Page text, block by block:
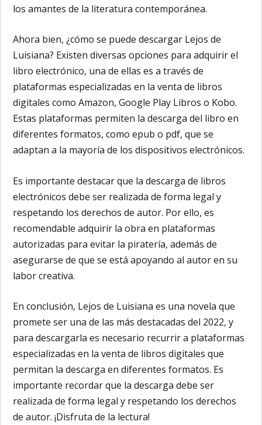
los amantes de la literatura contemporánea.
Ahora bien, ¿cómo se puede descargar Lejos de
Luisiana? Existen diversas opciones para adquirir el
libro electrónico, una de ellas es a través de
plataformas especializadas en la venta de libros
digitales como Amazon, Google Play Libros o Kobo.
Estas plataformas permiten la descarga del libro en
diferentes formatos, como epub o pdf, que se
adaptan a la mayoría de los dispositivos electrónicos.
Es importante destacar que la descarga de libros
electrónicos debe ser realizada de forma legal y
respetando los derechos de autor. Por ello, es
recomendable adquirir la obra en plataformas
autorizadas para evitar la piratería, además de
asegurarse de que se está apoyando al autor en su
labor creativa.
En conclusión, Lejos de Luisiana es una novela que
promete ser una de las más destacadas del 2022, y
para descargarla es necesario recurrir a plataformas
especializadas en la venta de libros digitales que
permitan la descarga en diferentes formatos. Es
importante recordar que la descarga debe ser
realizada de forma legal y respetando los derechos
de autor. ¡Disfruta de la lectura!